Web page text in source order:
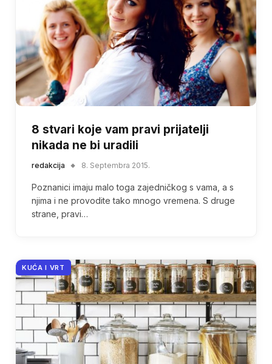
8 stvari koje vam pravi prijatelji
nikada ne bi uradili
redakcija 8. Septembra 2015.
Poznanici imaju malo toga zajedničkog s vama, a s
njima i ne provodite tako mnogo vremena. S druge
strane, pravi…
KUĆA I VRT